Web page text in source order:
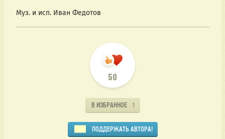
Муз. и исп. Иван Федотов
50
В ИЗБРАННОЕ 1
ПОДДЕРЖАТЬ АВТОРА!